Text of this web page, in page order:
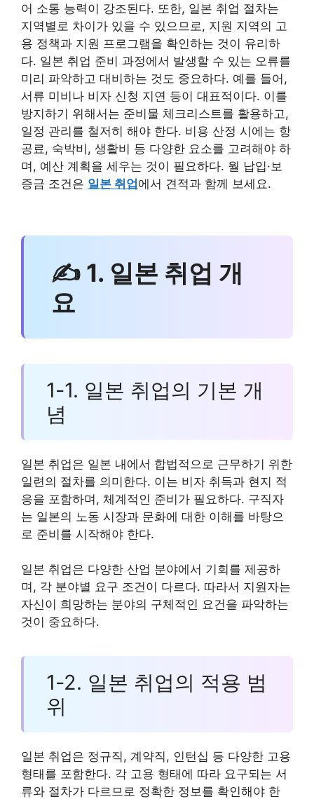
어 소통 능력이 강조된다. 또한, 일본 취업 절차는
지역별로 차이가 있을 수 있으므로, 지원 지역의 고
용 정책과 지원 프로그램을 확인하는 것이 유리하
다. 일본 취업 준비 과정에서 발생할 수 있는 오류를
미리 파악하고 대비하는 것도 중요하다. 예를 들어,
서류 미비나 비자 신청 지연 등이 대표적이다. 이를
방지하기 위해서는 준비물 체크리스트를 활용하고,
일정 관리를 철저히 해야 한다. 비용 산정 시에는 항
공료, 숙박비, 생활비 등 다양한 요소를 고려해야 하
며, 예산 계획을 세우는 것이 필요하다. 월 납입·보
증금 조건은 일본 취업에서 견적과 함께 보세요.
✍ 1. 일본 취업 개
요
1-1. 일본 취업의 기본 개
념
일본 취업은 일본 내에서 합법적으로 근무하기 위한
일련의 절차를 의미한다. 이는 비자 취득과 현지 적
응을 포함하며, 체계적인 준비가 필요하다. 구직자
는 일본의 노동 시장과 문화에 대한 이해를 바탕으
로 준비를 시작해야 한다.
일본 취업은 다양한 산업 분야에서 기회를 제공하
며, 각 분야별 요구 조건이 다르다. 따라서 지원자는
자신이 희망하는 분야의 구체적인 요건을 파악하는
것이 중요하다.
1-2. 일본 취업의 적용 범
위
일본 취업은 정규직, 계약직, 인턴십 등 다양한 고용
형태를 포함한다. 각 고용 형태에 따라 요구되는 서
류와 절차가 다르므로 정확한 정보를 확인해야 한